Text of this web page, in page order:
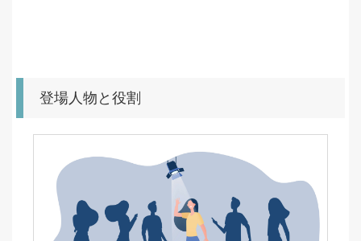
登場人物と役割